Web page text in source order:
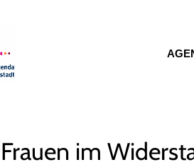
Frauen im